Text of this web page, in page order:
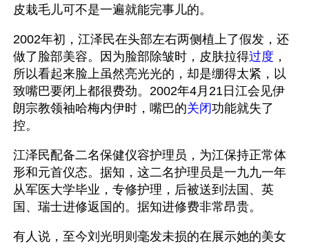
皮栽毛儿可不是一遍就能完事儿的。
2002年初，江泽民在头部左右两侧植上了假发，还
做了脸部美容。因为脸部除皱时，皮肤拉得过度 ，
所以看起来脸上虽然亮光光的，却是绷得太紧，以
致嘴巴要闭上都很费劲。2002年4月21日江会见伊
朗宗教领袖哈梅内伊时，嘴巴的关闭功能就失了
控。
江泽民配备二名保健仪容护理员，为江保持正常体
形和元首仪态。据知，这二名护理员是一九九一年
从军医大学毕业，专修护理，后被送到法国、英
国、瑞士进修返国的。据知进修费非常昂贵。
有人说，至今刘光明则毫发未损的在展示她的美女